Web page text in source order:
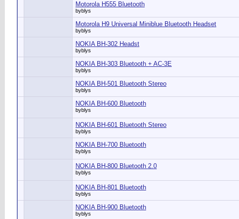
Motorola H555 Bluetooth
byblys
Motorola H9 Universal Miniblue Bluetooth Headset
byblys
NOKIA BH-302 Headst
byblys
NOKIA BH-303 Bluetooth + AC-3E
byblys
NOKIA BH-501 Bluetooth Stereo
byblys
NOKIA BH-600 Bluetooth
byblys
NOKIA BH-601 Bluetooth Stereo
byblys
NOKIA BH-700 Bluetooth
byblys
NOKIA BH-800 Bluetooth 2.0
byblys
NOKIA BH-801 Bluetooth
byblys
NOKIA BH-900 Bluetooth
byblys